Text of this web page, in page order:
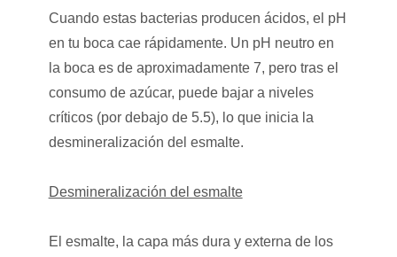
Cuando estas bacterias producen ácidos, el pH
en tu boca cae rápidamente. Un pH neutro en
la boca es de aproximadamente 7, pero tras el
consumo de azúcar, puede bajar a niveles
críticos (por debajo de 5.5), lo que inicia la
desmineralización del esmalte.
Desmineralización del esmalte
El esmalte, la capa más dura y externa de los